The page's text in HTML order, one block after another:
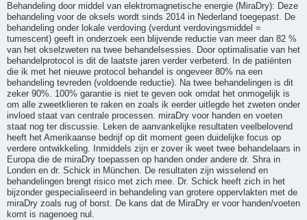
Behandeling door middel van elektromagnetische energie (MiraDry): Deze
behandeling voor de oksels wordt sinds 2014 in Nederland toegepast. De
behandeling onder lokale verdoving (verdunt verdovingsmiddel =
tumescent) geeft in onderzoek een blijvende reductie van meer dan 82 %
van het okselzweten na twee behandelsessies. Door optimalisatie van het
behandelprotocol is dit de laatste jaren verder verbeterd. In de patiënten
die ik met het nieuwe protocol behandel is ongeveer 80% na een
behandeling tevreden (voldoende reductie). Na twee behandelingen is dit
zeker 90%. 100% garantie is niet te geven ook omdat het onmogelijk is
om alle zweetklieren te raken en zoals ik eerder uitlegde het zweten onder
invloed staat van centrale processen. miraDry voor handen en voeten
staat nog ter discussie. Leken de aanvankelijke resultaten veelbelovend
heeft het Amerikaanse bedrijf op dit moment geen duidelijke focus op
verdere ontwikkeling. Inmiddels zijn er zover ik weet twee behandelaars in
Europa die de miraDry toepassen op handen onder andere dr. Shra in
Londen en dr. Schick in München. De resultaten zijn wisselend en
behandelingen brengt risico met zich mee. Dr. Schick heeft zich in het
bijzonder gespecialiseerd in behandeling van grotere oppervlakten met de
miraDry zoals rug of borst. De kans dat de MiraDry er voor handen/voeten
komt is nagenoeg nul.